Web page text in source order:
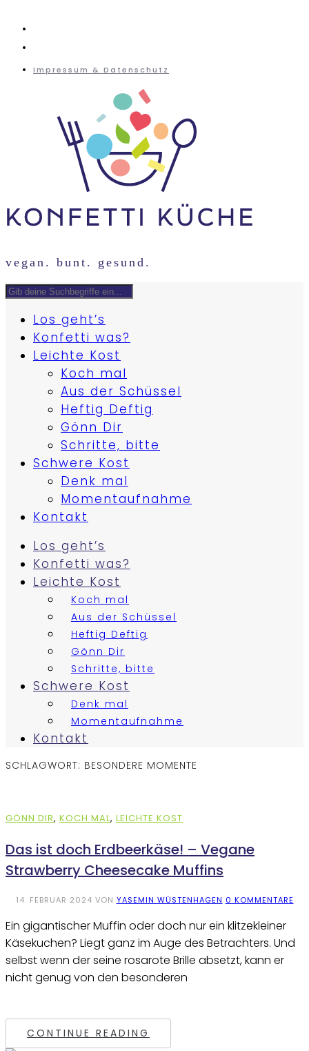
Impressum & Datenschutz
vegan. bunt. gesund.
Los geht’s
Konfetti was?
Leichte Kost
Koch mal
Aus der Schüssel
Heftig Deftig
Gönn Dir
Schritte, bitte
Schwere Kost
Denk mal
Momentaufnahme
Kontakt
Los geht’s
Konfetti was?
Leichte Kost
Koch mal
Aus der Schüssel
Heftig Deftig
Gönn Dir
Schritte, bitte
Schwere Kost
Denk mal
Momentaufnahme
Kontakt
SCHLAGWORT: BESONDERE MOMENTE
GÖNN DIR, KOCH MAL, LEICHTE KOST
Das ist doch Erdbeerkäse! – Vegane
Strawberry Cheesecake Muffins
14. FEBRUAR 2024 VON YASEMIN WÜSTENHAGEN 0 KOMMENTARE
Ein gigantischer Muffin oder doch nur ein klitzekleiner
Käsekuchen? Liegt ganz im Auge des Betrachters. Und
selbst wenn der seine rosarote Brille absetzt, kann er
nicht genug von den besonderen
CONTINUE READING